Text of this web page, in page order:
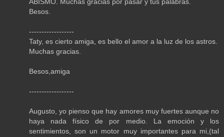
ABISMO. Muchas gracias por pasar y tus palabras.
Besos.
------------------
Taty, es cierto amiga, es bello el amor a la luz de los astros.
Muchas gracias.
Besos,amiga
------------------
Augusto, yo pienso que hay amores muy fuertes aunque no
haya nada físico de por medio. La emoción y los
sentimientos, son un motor muy importantes para mi,(tal